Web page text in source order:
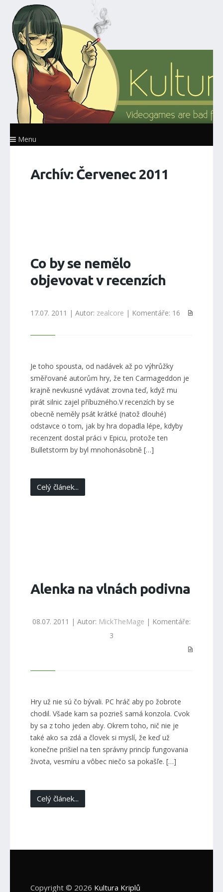
Menu
Archív: Červenec 2011
Co by se nemělo
objevovat v recenzích
17.07. 2011 | Autor: zealcore | Komentáře: 16
Je toho spousta, od nadávek až po výhrůžky
směřované autorům hry, že ten Carmageddon je
krajně nevkusné vydávat zrovna teď, když mu
pirát silnic zajel příbuzného.V recenzích by se
obecně neměly psát krátké (natož dlouhé)
odstavce o tom, jak by hra dopadla lépe, kdyby
recenzent dostal práci v Epicu, protože ten
Bulletstorm by byl mnohonásobně […]
Celý článek...
Alenka na vlnách podivna
08.07. 2011 | Autor: MickTheMage | Komentáře:
3
Hry už nie sú čo bývali. PC hráč aby po žobrote
chodil. Všade kam sa pozrieš samá konzola. Cvok
by sa z toho jeden aby. Okrem toho, nič nie je
také ako sa zdá a človek si myslí, že keď už
konečne prišiel na ten správny princíp fungovania
života, vesmíru a vôbec niečo sa pokašľe. […]
Celý článek...
Copyright © 2026 Kultura Kriplů